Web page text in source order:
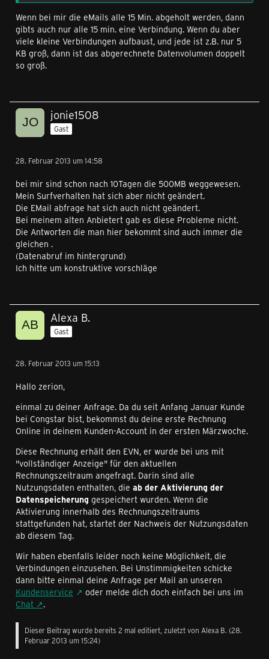
Wenn bei mir die eMails alle 15 Min. abgeholt werden, dann
gibts auch nur alle 15 min. eine Verbindung. Wenn du aber
viele kleine Verbindungen aufbaust, und jede ist z.B. nur 5
KB groß, dann ist das abgerechnete Datenvolumen doppelt
so groß.
jonie1508
Gast
28. Februar 2013 um 14:58
bei mir sind schon nach 10Tagen die 500MB weggewesen.
Mein Surfverhalten hat sich aber nicht geändert.
Die EMail abfrage hat sich auch nicht geändert.
Bei meinem alten Anbietert gab es diese Probleme nicht.
Die Antworten die man hier bekommt sind auch immer die
gleichen .
(Datenabruf im hintergrund)
Ich hitte um konstruktive vorschläge
Alexa B.
Gast
28. Februar 2013 um 15:13
Hallo zerion,
einmal zu deiner Anfrage. Da du seit Anfang Januar Kunde
bei Congstar bist, bekommst du deine erste Rechnung
Online in deinem Kunden-Account in der ersten Märzwoche.
Diese Rechnung erhält den EVN, er wurde bei uns mit
"vollständiger Anzeige" für den aktuellen
Rechnungszeitraum angefragt. Darin sind alle
Nutzungsdaten enthalten, die ab der Aktivierung der
Datenspeicherung gespeichert wurden. Wenn die
Aktivierung innerhalb des Rechnungszeitraums
stattgefunden hat, startet der Nachweis der Nutzungsdaten
ab diesem Tag.
Wir haben ebenfalls leider noch keine Möglichkeit, die
Verbindungen einzusehen. Bei Unstimmigkeiten schicke
dann bitte einmal deine Anfrage per Mail an unseren
Kundenservice
oder melde dich doch einfach bei uns im
Chat
.
Dieser Beitrag wurde bereits 2 mal editiert, zuletzt von Alexa B. (28.
Februar 2013 um 15:24)